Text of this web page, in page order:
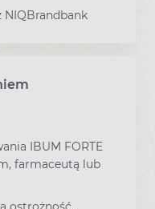
NIQBrandbank
leku
IBUM FORTE
farmaceutą lub